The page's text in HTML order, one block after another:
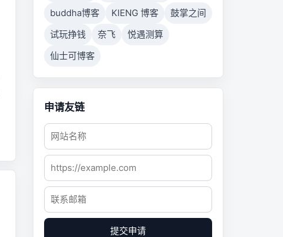
buddha博客
KIENG 博客
鼓掌之间
试玩挣钱
奈飞
悦遇测算
仙士可博客
申请友链
提交申请